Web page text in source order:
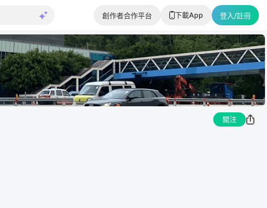
創作者合作平台 下載App 登入/註冊
關注